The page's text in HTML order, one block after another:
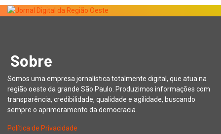
Sobre
Somos uma empresa jornalística totalmente digital, que atua na
região oeste da grande São Paulo. Produzimos informações com
transparência, credibilidade, qualidade e agilidade, buscando
sempre o aprimoramento da democracia.
Política de Privacidade